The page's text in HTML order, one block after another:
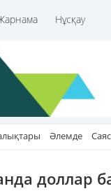
Нұсқау
Әлемде
доллар